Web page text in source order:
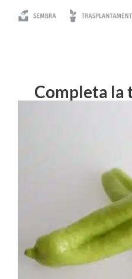
Completa la